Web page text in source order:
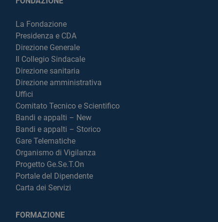
La Fondazione
Presidenza e CDA
Direzione Generale
Il Collegio Sindacale
Direzione sanitaria
Direzione amministrativa
Uffici
Comitato Tecnico e Scientifico
Bandi e appalti – New
Bandi e appalti – Storico
Gare Telematiche
Organismo di Vigilanza
Progetto Ge.Se.T.On
Portale del Dipendente
Carta dei Servizi
FORMAZIONE